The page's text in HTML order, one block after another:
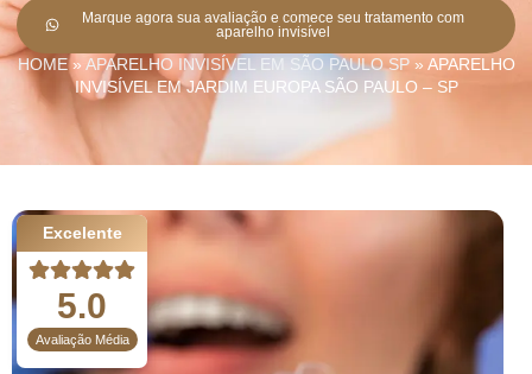
Marque agora sua avaliação e comece seu tratamento com
aparelho invisível
HOME» APARELHO INVISÍVEL EM SÃO PAULO SP» APARELHO
INVISÍVEL EM JARDIM EUROPA SÃO PAULO – SP
Excelente
5.0
Avaliação Média